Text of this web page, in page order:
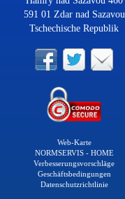
591 01 Zdar nad Sazavou
Tschechische Republik
Web-Karte
NORMSERVIS - HOME
Verbesserungsvorschläge
Geschäftsbedingungen
Datenschutzrichtlinie